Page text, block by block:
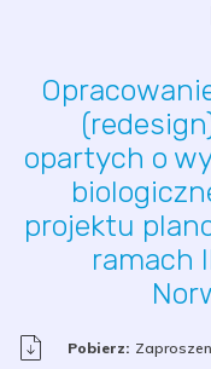
opartych o
projektu
ramach
Pobierz: